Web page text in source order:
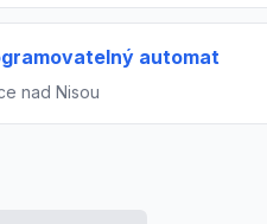
automat
nad Nisou